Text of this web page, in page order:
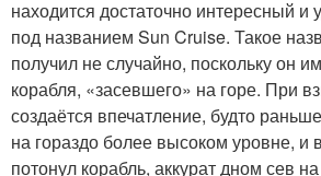
находится достаточно интересный и
под названием Sun Cruise. Такое
получил не случайно, поскольку он
корабля, «засевшего» на горе. При
создаётся впечатление, будто
на гораздо более высоком уровне, и
потонул корабль, аккурат дном сев на